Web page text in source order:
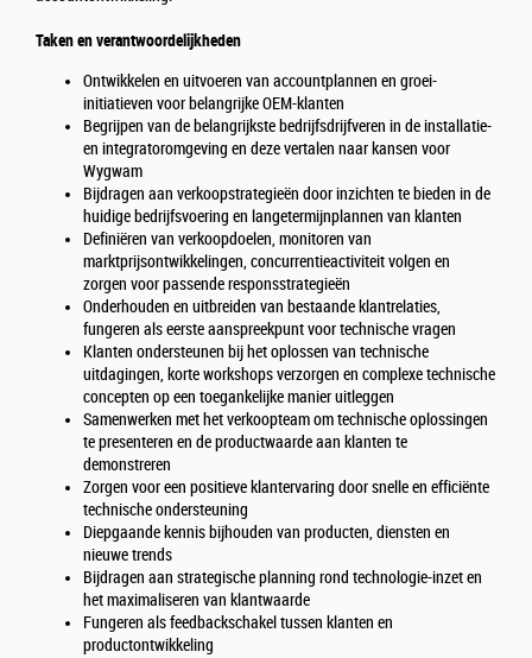
Taken en verantwoordelijkheden
Ontwikkelen en uitvoeren van accountplannen en groei-
initiatieven voor belangrijke OEM-klanten
Begrijpen van de belangrijkste bedrijfsdrijfveren in de installatie-
en integratoromgeving en deze vertalen naar kansen voor
Wygwam
Bijdragen aan verkoopstrategieën door inzichten te bieden in de
huidige bedrijfsvoering en langetermijnplannen van klanten
Definiëren van verkoopdoelen, monitoren van
marktprijsontwikkelingen, concurrentieactiviteit volgen en
zorgen voor passende responsstrategieën
Onderhouden en uitbreiden van bestaande klantrelaties,
fungeren als eerste aanspreekpunt voor technische vragen
Klanten ondersteunen bij het oplossen van technische
uitdagingen, korte workshops verzorgen en complexe technische
concepten op een toegankelijke manier uitleggen
Samenwerken met het verkoopteam om technische oplossingen
te presenteren en de productwaarde aan klanten te
demonstreren
Zorgen voor een positieve klantervaring door snelle en efficiënte
technische ondersteuning
Diepgaande kennis bijhouden van producten, diensten en
nieuwe trends
Bijdragen aan strategische planning rond technologie-inzet en
het maximaliseren van klantwaarde
Fungeren als feedbackschakel tussen klanten en
productontwikkeling